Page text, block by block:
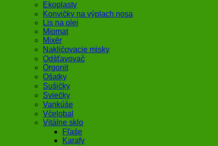
Ekoplasty
Konvičky na výplach nosa
Lis na olej
Miomat
Mixér
Nakličovacie misky
Odšťavovač
Orgonit
Ošatky
Sušičky
Sviečky
Vankúše
Včelobal
Vitálne sklo
Fľaše
Karafy